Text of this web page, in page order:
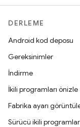
DERLEME
Android kod deposu
Gereksinimler
İndirme
İkili programları önizle
Fabrika ayarı
Sürücü ikili